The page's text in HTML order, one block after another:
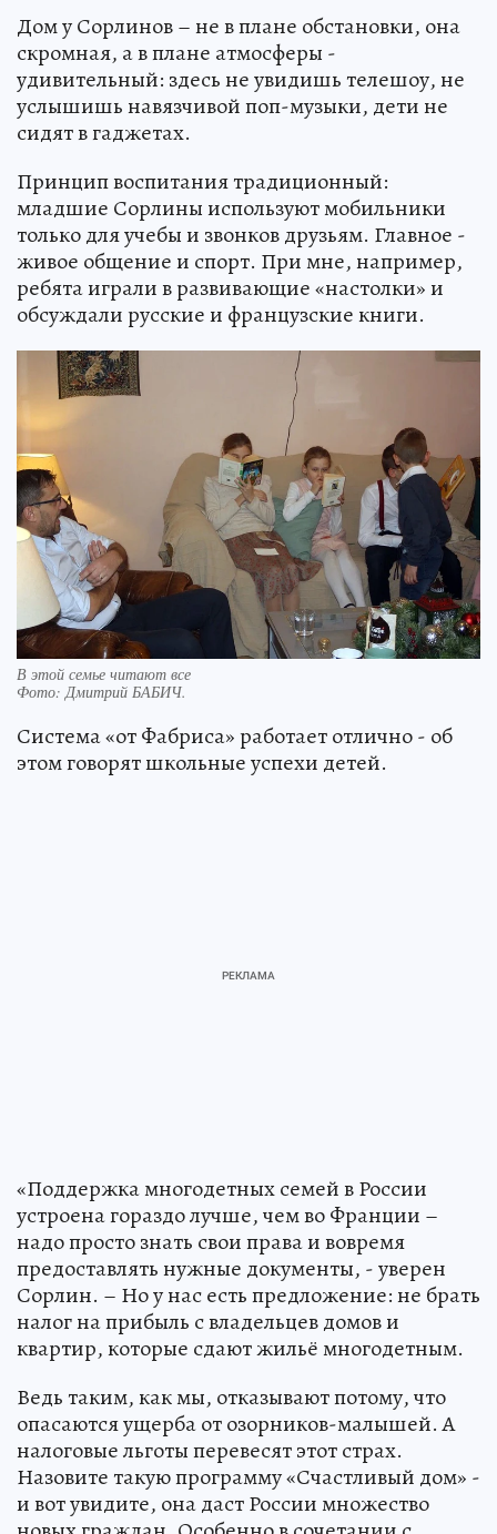
Дом у Сорлинов – не в плане обстановки, она
скромная, а в плане атмосферы -
удивительный: здесь не увидишь телешоу, не
услышишь навязчивой поп-музыки, дети не
сидят в гаджетах.
Принцип воспитания традиционный:
младшие Сорлины используют мобильники
только для учебы и звонков друзьям. Главное -
живое общение и спорт. При мне, например,
ребята играли в развивающие «настолки» и
обсуждали русские и французские книги.
В этой семье читают все
Фото: Дмитрий БАБИЧ.
Система «от Фабриса» работает отлично - об
этом говорят школьные успехи детей.
«Поддержка многодетных семей в России
устроена гораздо лучше, чем во Франции –
надо просто знать свои права и вовремя
предоставлять нужные документы, - уверен
Сорлин. – Но у нас есть предложение: не брать
налог на прибыль с владельцев домов и
квартир, которые сдают жильё многодетным.
Ведь таким, как мы, отказывают потому, что
опасаются ущерба от озорников-малышей. А
налоговые льготы перевесят этот страх.
Назовите такую программу «Счастливый дом» -
и вот увидите, она даст России множество